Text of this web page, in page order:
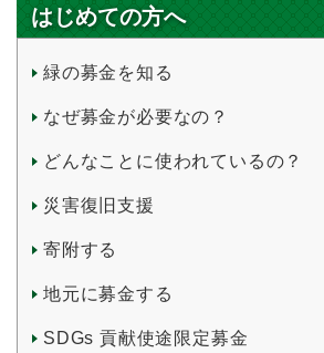
はじめての方へ
緑の募金を知る
なぜ募金が必要なの？
どんなことに使われているの？
災害復旧支援
寄附する
地元に募金する
SDGs 貢献使途限定募金